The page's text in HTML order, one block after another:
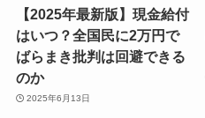
【2025年最新版】現金給付
はいつ？全国民に2万円で
ばらまき批判は回避できる
のか
2025年6月13日